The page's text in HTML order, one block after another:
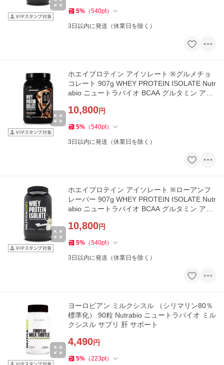
5% （540pt）
3日以内に発送（休業日を除く）
ホエイプロテイン アイソレート ※グルメチョ
コレート 907g WHEY PROTEIN ISOLATE Nutr
abio ニュートラバイオ BCAA グルタミン アミ
10,800円
5% （540pt）
3日以内に発送（休業日を除く）
ホエイプロテイン アイソレート ※ローアンフ
レーバー 907g WHEY PROTEIN ISOLATE Nutr
abio ニュートラバイオ BCAA グルタミン アミ
10,800円
5% （540pt）
3日以内に発送（休業日を除く）
ヨーロピアン ミルクシスル （シリマリン80％
標準化） 90粒 Nutrabio ニュートラバイオ ミル
クシスル サプリ 肝 サポート
4,490円
5% （223pt）